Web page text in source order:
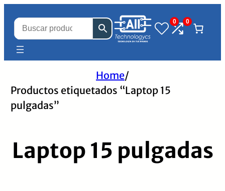
0 0
Home/
Productos etiquetados “Laptop 15
pulgadas”
Laptop 15 pulgadas